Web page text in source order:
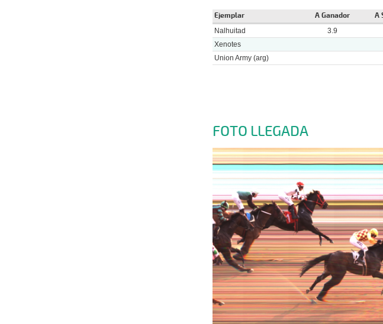
Ejemplar A Ganador A
Nalhuitad 3.9
Xenotes
Union Army (arg)
FOTO LLEGADA